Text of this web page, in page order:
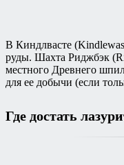
В Киндлвасте
руды. Шахта Риджбэк
местного Древнего
для ее добычи (если
Где достать